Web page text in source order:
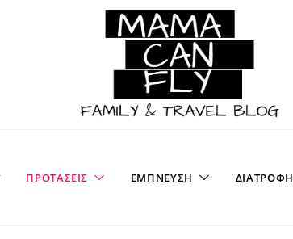
ΠΡΟΤΑΣΕΙΣ ΕΜΠΝΕΥΣΗ ΔΙΑΤΡΟΦΗ